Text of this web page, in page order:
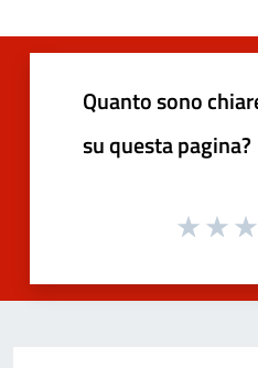
Quanto sono
su questa pagina?